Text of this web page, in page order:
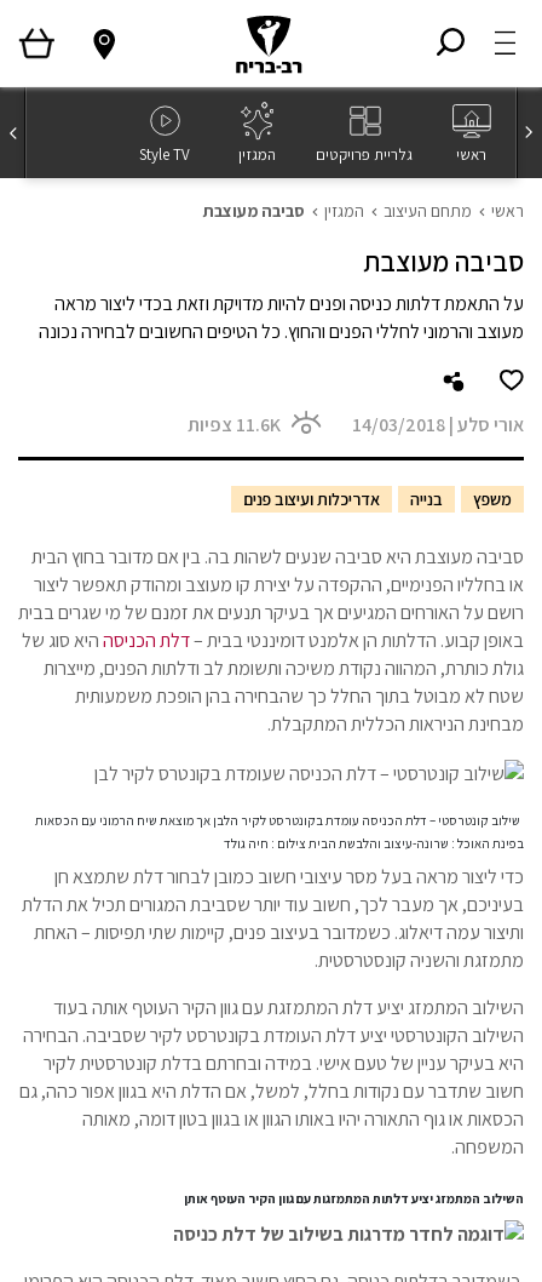
ראשי גלריית פרויקטים המגזין Style TV
ראשי מתחם העיצוב המגזין סביבה מעוצבת
סביבה מעוצבת
על התאמת דלתות כניסה ופנים להיות מדויקת וזאת בכדי ליצור מראה
מעוצב והרמוני לחללי הפנים והחוץ. כל הטיפים החשובים לבחירה נכונה
אורי סלע|
14/03/2018
11.6K צפיות
משפץ בנייה אדריכלות ועיצוב פנים
סביבה מעוצבת היא סביבה שנעים לשהות בה. בין אם מדובר בחוץ הבית
או בחלליו הפנימיים, ההקפדה על יצירת קו מעוצב ומהודק תאפשר ליצור
רושם על האורחים המגיעים אך בעיקר תנעים את זמנם של מי שגרים בבית
באופן קבוע. הדלתות הן אלמנט דומיננטי בבית –דלת הכניסההיא סוג של
גולת כותרת, המהווה נקודת משיכה ותשומת לב ודלתות הפנים, מייצרות
שטח לא מבוטל בתוך החלל כך שהבחירה בהן הופכת משמעותית
מבחינת הניראות הכללית המתקבלת.
שילוב קונטרסטי – דלת הכניסה עומדת בקונטרסט לקיר הלבן אך מוצאת שיח הרמוני עם הכסאות
בפינת האוכל : שרונה-עיצוב והלבשת הבית צילום : חיה גולד
כדי ליצור מראה בעל מסר עיצובי חשוב כמובן לבחור דלת שתמצא חן
בעיניכם, אך מעבר לכך, חשוב עוד יותר שסביבת המגורים תכיל את הדלת
ותיצור עמה דיאלוג. כשמדובר בעיצוב פנים, קיימות שתי תפיסות – האחת
מתמזגת והשניה קונסטרסטית.
השילוב המתמזג יציע דלת המתמזגת עם גוון הקיר העוטף אותה בעוד
השילוב הקונטרסטי יציע דלת העומדת בקונטרסט לקיר שסביבה. הבחירה
היא בעיקר עניין של טעם אישי. במידה ובחרתם בדלת קונטרסטית לקיר
חשוב שתדבר עם נקודות בחלל, למשל, אם הדלת היא בגוון אפור כהה, גם
הכסאות או גוף התאורה יהיו באותו הגוון או בגוון בטון דומה, מאותה
המשפחה.
השילוב המתמזג יציע דלתות המתמזגות עם גוון הקיר העוטף אותן